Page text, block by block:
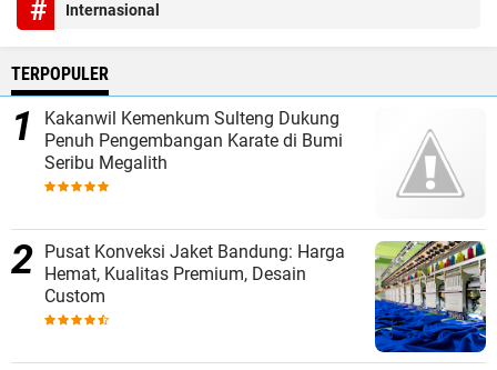
Internasional
TERPOPULER
Kakanwil Kemenkum Sulteng Dukung
Penuh Pengembangan Karate di Bumi
Seribu Megalith
Pusat Konveksi Jaket Bandung: Harga
Hemat, Kualitas Premium, Desain
Custom